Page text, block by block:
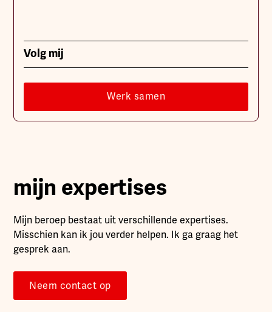
Volg mij
Werk samen
mijn expertises
Mijn beroep bestaat uit verschillende expertises.
Misschien kan ik jou verder helpen. Ik ga graag het
gesprek aan.
Neem contact op